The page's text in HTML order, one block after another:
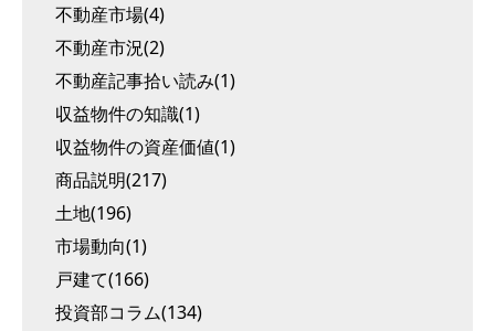
不動産市場(4)
不動産市況(2)
不動産記事拾い読み(1)
収益物件の知識(1)
収益物件の資産価値(1)
商品説明(217)
土地(196)
市場動向(1)
戸建て(166)
投資部コラム(134)